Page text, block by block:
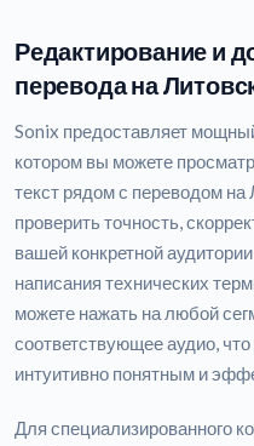
Редактирование и
перевода на
Sonix предоставляет
котором вы можете
текст рядом с переводом на
проверить точность,
вашей конкретной
написания технических
можете нажать на любой
соответствующее аудио,
интуитивно понятным и
Для специализированного